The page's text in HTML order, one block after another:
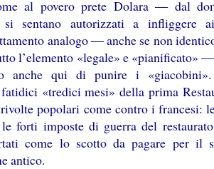
al povero prete Dolara ― dal
si sentano autorizzati a infliggere
analogo ― anche se non
l’elemento «legale» e «pianificato»
anche qui di punire i
«tredici mesi» della prima
popolari come contro i francesi:
forti imposte di guerra del
come lo scotto da pagare per il
antico.